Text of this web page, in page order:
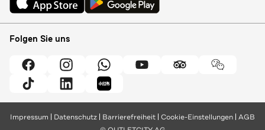
Folgen Sie uns
Impressum Datenschutz Barrierefreiheit Cookie-Einstellungen AGB